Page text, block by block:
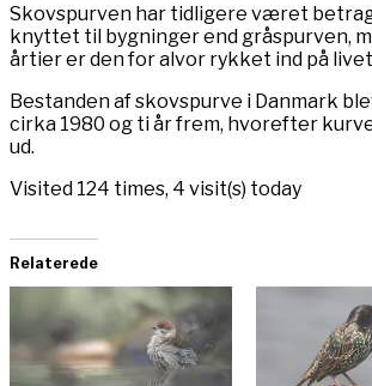
Skovspurven har tidligere været
knyttet til bygninger end gråspurven,
årtier er den for alvor rykket ind på
Bestanden af skovspurve i Danmark
cirka 1980 og ti år frem, hvorefter
ud.
Visited 124 times, 4 visit(s) today
Relaterede